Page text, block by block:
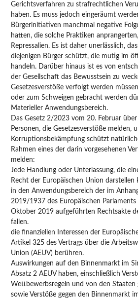
Gerichtsverfahren zu strafrechtlichen
haben. Es muss jedoch eingeräumt
Bürgerinitiativen manchmal negative
hatten, die solche Praktiken
Repressalien. Es ist daher unerlässlich,
diejenigen Bürger schützt, die mutig im
handeln. Darüber hinaus ist es von
der Gesellschaft das Bewusstsein zu
Gesetzesverstöße verfolgt werden
oder zum Schweigen gebracht werden
Materieller Anwendungsbereich.
Das Gesetz 2/2023 vom 20. Februar
Personen, die Gesetzesverstöße melden,
Korruptionsbekämpfung schützt
Rahmen eines der darin vorgesehenen
melden:
Jede Handlung oder Unterlassung, die
Recht der Europäischen Union darstellen
in den Anwendungsbereich der im
2019/1937 des Europäischen
Oktober 2019 aufgeführten Rechtsakte
fallen.
die finanziellen Interessen der
Artikel 325 des Vertrags über die
Union (AEUV) berühren.
Auswirkungen auf den Binnenmarkt im
Absatz 2 AEUV haben, einschließlich
Wettbewerbsregeln und von den Staaten
sowie Verstöße gegen den Binnenmarkt